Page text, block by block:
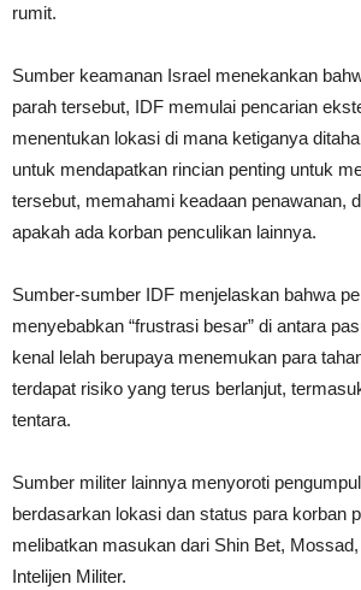
rumit.
Sumber keamanan Israel menekankan
parah tersebut, IDF memulai pencarian
menentukan lokasi di mana ketiganya
untuk mendapatkan rincian penting untuk
tersebut, memahami keadaan penawanan,
apakah ada korban penculikan lainnya.
Sumber-sumber IDF menjelaskan bahwa
menyebabkan “frustrasi besar” di antara
kenal lelah berupaya menemukan para
terdapat risiko yang terus berlanjut,
tentara.
Sumber militer lainnya menyoroti
berdasarkan lokasi dan status para korban
melibatkan masukan dari Shin Bet,
Intelijen Militer.